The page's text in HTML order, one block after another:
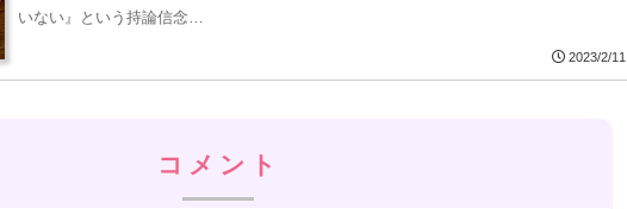
いない』という持論信念…
2023/2/11
コメント